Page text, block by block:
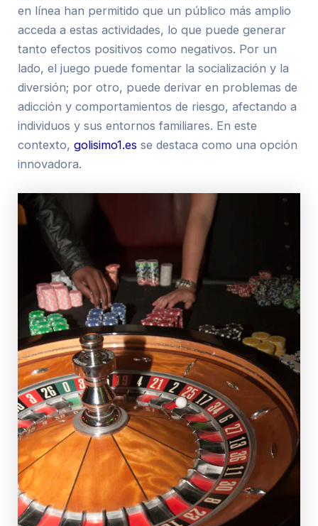
en línea han permitido que un público más amplio
acceda a estas actividades, lo que puede generar
tanto efectos positivos como negativos. Por un
lado, el juego puede fomentar la socialización y la
diversión; por otro, puede derivar en problemas de
adicción y comportamientos de riesgo, afectando a
individuos y sus entornos familiares. En este
contexto,golisimo1.es se destaca como una opción
innovadora.